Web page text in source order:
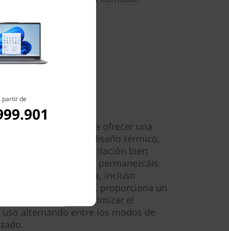
5 está diseñado para ofrecer una
Su renovado diseño térmico,
y conductos de ventilación bien
tú como tu portátil permanezcáis
temperatura óptima, incluso
Por otra parte, proporciona un
que te permite maximizar el
alternando entre los modos de
partir de